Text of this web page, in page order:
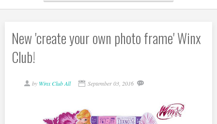
New 'create your own photo frame' Winx
Club!
by Winx Club All September 03, 2016